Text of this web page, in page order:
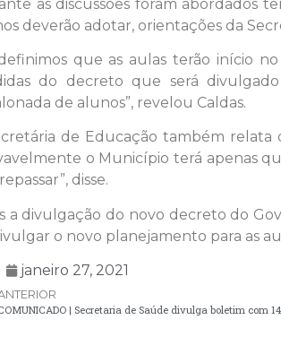
as discussões foram abordados
deverão adotar, orientações da
que as aulas terão início
do decreto que será
de alunos”, revelou Caldas.
de Educação também relata
o Município terá apenas
disse.
a divulgação do novo decreto do
o novo planejamento para as
janeiro 27, 2021
| Secretaria de Saúde divulga boletim com